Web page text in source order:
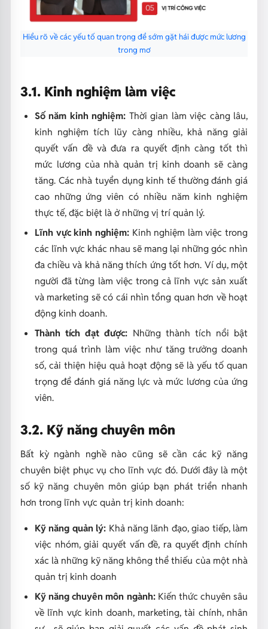
Hiểu rõ về các yếu tố quan trọng để sớm gặt hái được mức lương
trong mơ
3.1. Kinh nghiệm làm việc
Số năm kinh nghiệm: Thời gian làm việc càng lâu,
kinh nghiệm tích lũy càng nhiều, khả năng giải
quyết vấn đề và đưa ra quyết định càng tốt thì
mức lương của nhà quản trị kinh doanh sẽ càng
tăng. Các nhà tuyển dụng kinh tế thường đánh giá
cao những ứng viên có nhiều năm kinh nghiệm
thực tế, đặc biệt là ở những vị trí quản lý.
Lĩnh vực kinh nghiệm:Kinh nghiệm làm việc trong
các lĩnh vực khác nhau sẽ mang lại những góc nhìn
đa chiều và khả năng thích ứng tốt hơn. Ví dụ, một
người đã từng làm việc trong cả lĩnh vực sản xuất
và marketing sẽ có cái nhìn tổng quan hơn về hoạt
động kinh doanh.
Thành tích đạt được: Những thành tích nổi bật
trong quá trình làm việc như tăng trưởng doanh
số, cải thiện hiệu quả hoạt động sẽ là yếu tố quan
trọng để đánh giá năng lực và mức lương của ứng
viên.
3.2. Kỹ năng chuyên môn
Bất kỳ ngành nghề nào cũng sẽ cần các kỹ năng
chuyên biệt phục vụ cho lĩnh vực đó. Dưới đây là một
số kỹ năng chuyên môn giúp bạn phát triển nhanh
hơn trong lĩnh vực quản trị kinh doanh:
Kỹ năng quản lý: Khả năng lãnh đạo, giao tiếp, làm
việc nhóm, giải quyết vấn đề, ra quyết định chính
xác là những kỹ năng không thể thiếu của một nhà
quản trị kinh doanh
Kỹ năng chuyên môn ngành:Kiến thức chuyên sâu
về lĩnh vực kinh doanh, marketing, tài chính, nhân